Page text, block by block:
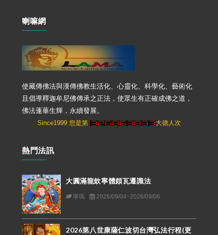
喇嘛網
使藏傳佛法與漢傳佛教生活化、心靈化、科學化、藝術化
且倡導釋迦牟尼佛傳承之正法，使眾生有正確成佛之道，
佛法蓬蓽生輝，永續發展。
Since1999 您是第 大德人次
熱門法訊
大圓滿龍欽寧體頗瓦遷識法
寧瑪 2026/09/04~2026/09/06
2026第八世康薩仁波切台灣弘法行程(更